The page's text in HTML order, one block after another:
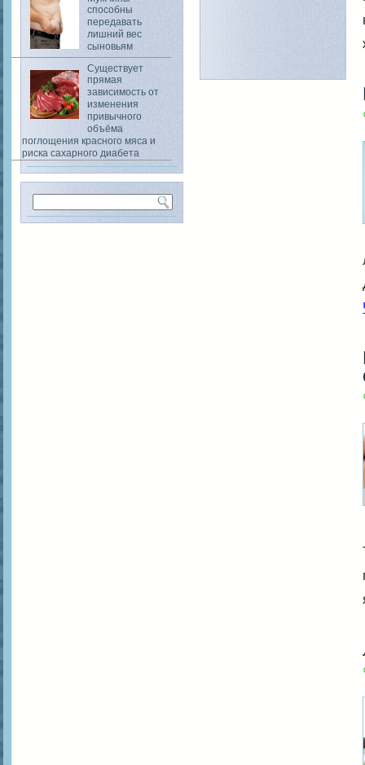
способны
передавать
лишний вес
сыновьям
Существует
прямая
зависимость от
изменения
привычного
объёма
поглощения красного мяса и
риска сахарного диабета